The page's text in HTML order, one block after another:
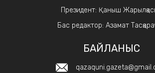
Президент: Қаныш
Бас редактор: Азамат
БАЙЛАНЫС